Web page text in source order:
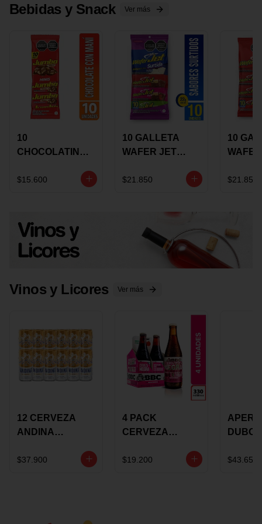
Bebidas y Snack Ver más
10
CHOCOLATINA
17 GRS
$15.600
10 GALLETA
WAFER JET
GRS
$21.850
10
GRS
$21.850
Vinos y Licores Ver más
12 CERVEZA
ANDINA
LATON
$37.900
4 PACK
CERVEZA
ROSE BBC
$19.200
VINO
$43.650